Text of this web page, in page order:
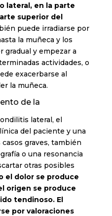
lateral, en la parte
superior del
puede irradiarse por
la muñeca y los
gradual y empezar a
actividades, o
exacerbarse al
la muñeca.
de la
lateral, el
del paciente y una
graves, también
o una resonancia
otras posibles
el dolor se produce
origen se produce
tendinoso. El
por valoraciones